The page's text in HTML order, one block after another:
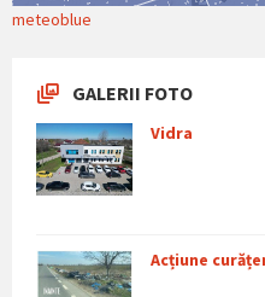
meteoblue
GALERII FOTO
Vidra
Acțiune